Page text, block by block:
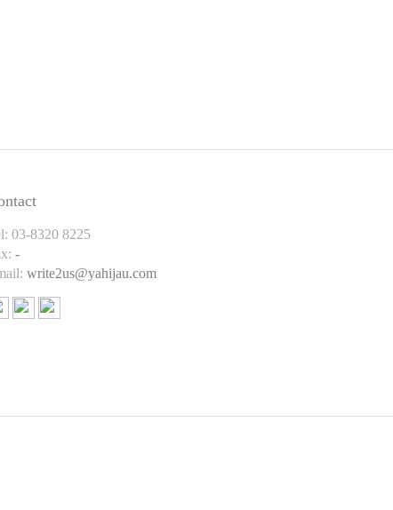
03-8320 8225
-
write2us@yahijau.com